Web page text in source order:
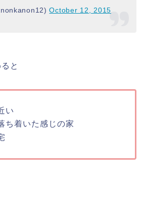
October 12, 2015
と
い
ち着いた感じの家